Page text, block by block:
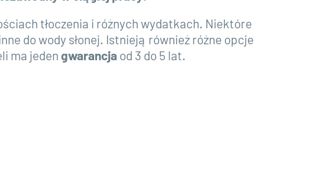
tłoczenia i różnych wydatkach. Niektóre
do wody słonej. Istnieją również różne opcje
ma jeden gwarancja od 3 do 5 lat.